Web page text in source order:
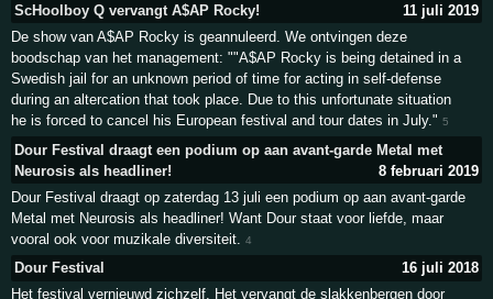
ScHoolboy Q vervangt A$AP Rocky!
11 juli 2019
De show van A$AP Rocky is geannuleerd. We ontvingen deze
boodschap van het management: ""A$AP Rocky is being detained in a
Swedish jail for an unknown period of time for acting in self-defense
during an altercation that took place. Due to this unfortunate situation
he is forced to cancel his European festival and tour dates in July."5
Dour Festival draagt een podium op aan avant-garde Metal met
Neurosis als headliner!
8 februari 2019
Dour Festival draagt op zaterdag 13 juli een podium op aan avant-garde
Metal met Neurosis als headliner! Want Dour staat voor liefde, maar
vooral ook voor muzikale diversiteit.4
Dour Festival
16 juli 2018
Het festival vernieuwd zichzelf. Het vervangt de slakkenbergen door